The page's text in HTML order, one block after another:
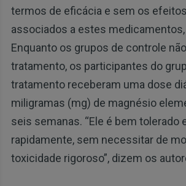
termos de eficácia e sem os
associados a estes
Enquanto os grupos de controle
tratamento, os participantes do
tratamento receberam uma dose
miligramas (mg) de magnésio
seis semanas. “Ele é bem tolerado
rapidamente, sem necessitar de
toxicidade rigoroso”, dizem os